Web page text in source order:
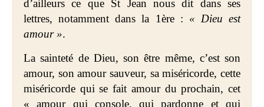
d’ailleurs ce que St Jean nous dit dans ses
lettres, notamment dans la 1ère : « Dieu est
amour ».
La sainteté de Dieu, son être même, c’est son
amour, son amour sauveur, sa miséricorde, cette
miséricorde qui se fait amour du prochain, cet
« amour qui console, qui pardonne et qui